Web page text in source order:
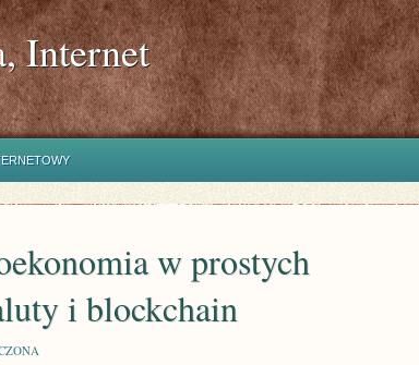
Internet
w prostych
i blockchain